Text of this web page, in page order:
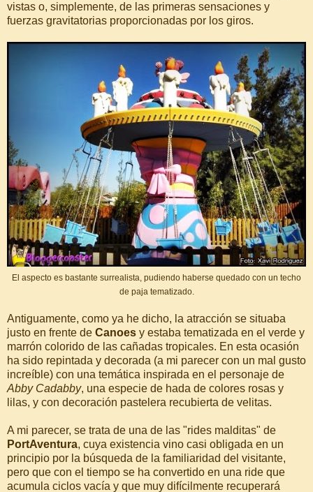
vistas o, simplemente, de las primeras sensaciones y
fuerzas gravitatorias proporcionadas por los giros.
El aspecto es bastante surrealista, pudiendo haberse quedado con un techo
de paja tematizado.
Antiguamente, como ya he dicho, la atracción se situaba
justo en frente de Canoes y estaba tematizada en el verde y
marrón colorido de las cañadas tropicales. En esta ocasión
ha sido repintada y decorada (a mi parecer con un mal gusto
increíble) con una temática inspirada en el personaje de
Abby Cadabby, una especie de hada de colores rosas y
lilas, y con decoración pastelera recubierta de velitas.
A mi parecer, se trata de una de las "rides malditas" de
PortAventura, cuya existencia vino casi obligada en un
principio por la búsqueda de la familiaridad del visitante,
pero que con el tiempo se ha convertido en una ride que
acumula ciclos vacía y que muy difícilmente recuperará